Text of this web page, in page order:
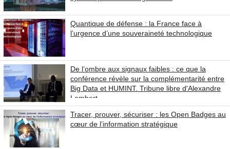
Quantique de défense : la France face à
l’urgence d’une souveraineté technologique
De l’ombre aux signaux faibles : ce que la
conférence révèle sur la complémentarité entre
Big Data et HUMINT. Tribune libre d'Alexandre
Lambert
Tracer, prouver, sécuriser : les Open Badges au
cœur de l’information stratégique